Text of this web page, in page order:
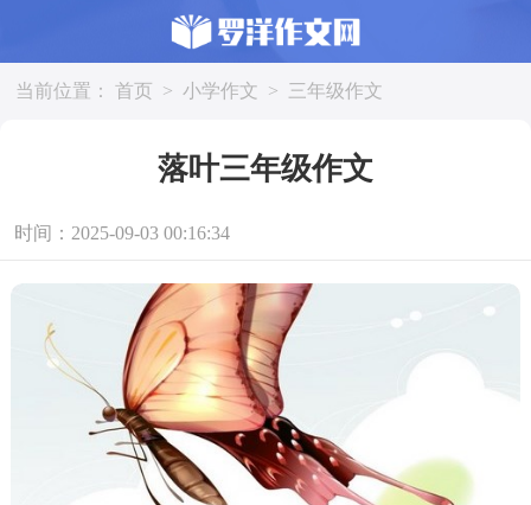
当前位置： 首页 > 小学作文 > 三年级作文
落叶三年级作文
时间：2025-09-03 00:16:34